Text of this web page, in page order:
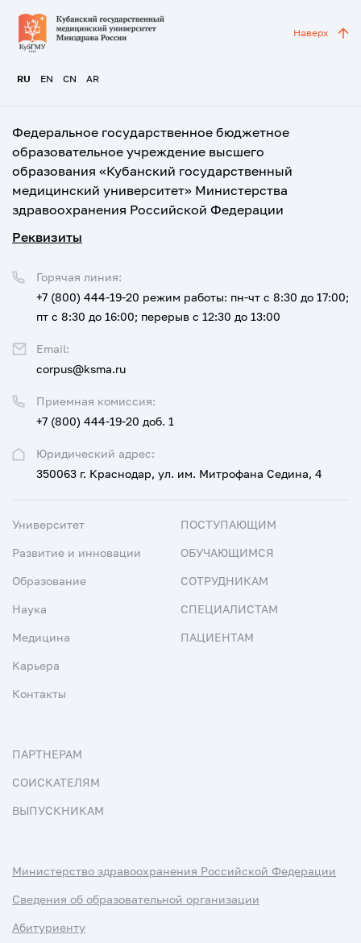
RU EN CN AR
Наверх
Федеральное государственное бюджетное
образовательное учреждение высшего
образования «Кубанский государственный
медицинский университет» Министерства
здравоохранения Российской Федерации
Реквизиты
Юридический адрес:
350063 г. Краснодар, ул. им. Митрофана Седина, 4
Приемная комиссия:
+7 (800) 444-19-20 доб. 1
Горячая линия:
+7 (800) 444-19-20 режим работы: пн-чт с 8:30 до 17:00;
пт с 8:30 до 16:00; перерыв с 12:30 до 13:00
Email:
corpus@ksma.ru
Университет
Развитие и инновации
Образование
Наука
Медицина
Карьера
Контакты
ПОСТУПАЮЩИМ
ОБУЧАЮЩИМСЯ
СОТРУДНИКАМ
СПЕЦИАЛИСТАМ
ПАЦИЕНТАМ
ПАРТНЕРАМ
СОИСКАТЕЛЯМ
ВЫПУСКНИКАМ
Министерство здравоохранения Российской Федерации
Сведения об образовательной организации
Абитуриенту